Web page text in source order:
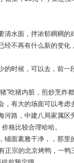
水面，拌浓郁稠稠的
不再有什么新的变化
时候，可以去，前一
吃猪内脏，煎炒烹炸
有大的场面可以考虑
路，中建八局家属区
格比较合理哈哈。
面素雅干净，，那里
正宗的北京烤鸭，一